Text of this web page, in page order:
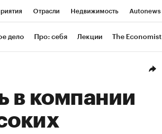
Отрасли Недвижимость Autonews
РБК Life Тренды Визионеры
дело Про: себя Лекции The Economist
в компании